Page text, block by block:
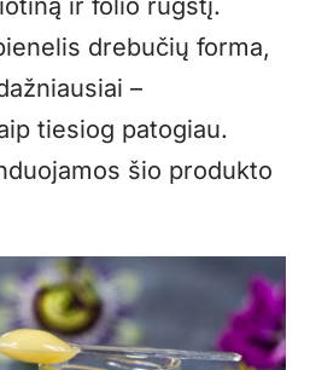
drebučių forma,
–
tiesiog patogiau.
šio produkto